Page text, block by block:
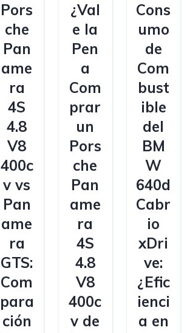
Pors
che
Pan
ame
ra
4S
4.8
V8
400c
v vs
Pan
ame
ra
GTS:
Com
para
ción
¿Val
e la
Pen
a
Com
prar
un
Pors
che
Pan
ame
ra
4S
4.8
V8
400c
v de
Cons
umo
de
Com
bust
ible
del
BM
W
640d
Cabr
io
xDri
ve:
¿Efic
ienci
a en